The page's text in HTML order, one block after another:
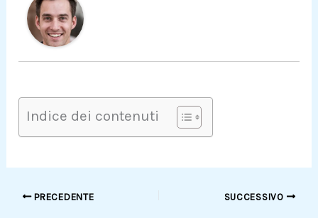
Indice dei contenuti
PRECEDENTE SUCCESSIVO